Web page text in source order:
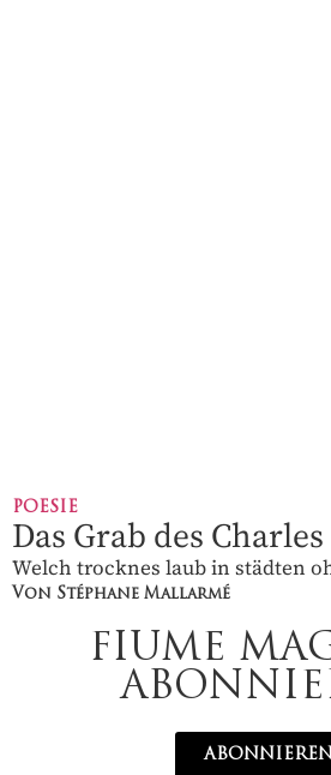
POESIE
Das Grab des
Welch trocknes laub in städten
Von Stéphane Mallarmé
FIUME
ABONNIEREN